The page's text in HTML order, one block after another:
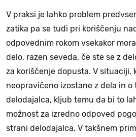
V praksi je lahko problem
zatika pa se tudi pri koriščenju
odpovednim rokom vsekakor
delo, razen seveda, če ste se z
za koriščenje dopusta. V situaciji,
neopravičeno izostane z dela in o
delodajalca, kljub temu da bi to
možnost za izredno odpoved
strani delodajalca. V takšnem